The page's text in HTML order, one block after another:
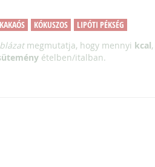
KAKAÓS KÓKUSZOS
LIPÓTI PÉKSÉG
megmutatja, hogy mennyi kcal,
ételben/italban.